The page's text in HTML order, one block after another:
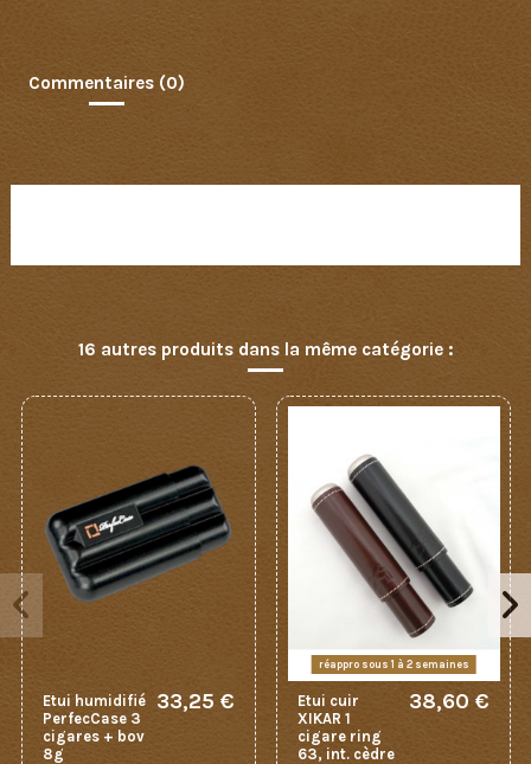
Commentaires (0)
16 autres produits dans la même catégorie :
Etui humidifié
PerfecCase 3
cigares + bov
8g
33,25 €
réappro sous 1 à 2 semaines
Etui cuir
XIKAR 1
cigare ring
63, int. cèdre
38,60 €